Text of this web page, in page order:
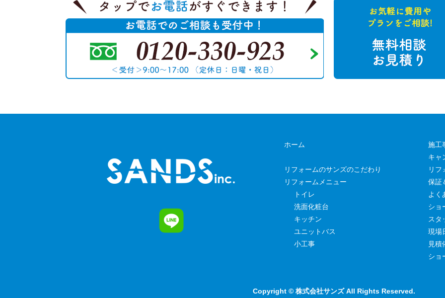
ホーム
リフォームのサンズのこだわり
リフォームメニュー
トイレ
洗面化粧台
キッチン
ユニットバス
小工事
施工
キャ
リフ
保証
よく
ショ
スタ
現場
見積
ショ
Copyright © 株式会社サンズ All Rights Reserved.